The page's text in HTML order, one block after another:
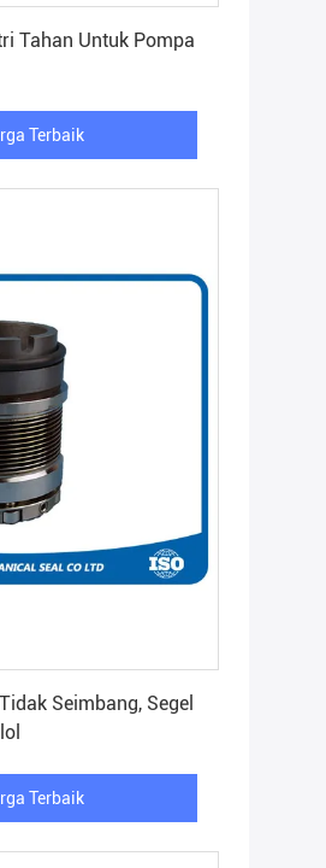
Tahan Untuk Pompa
Terbaik
Seimbang, Segel
Terbaik